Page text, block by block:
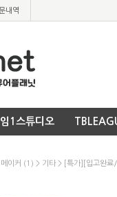
내역
1스튜디오
이커 (1) > 기타> [특가][입고완료